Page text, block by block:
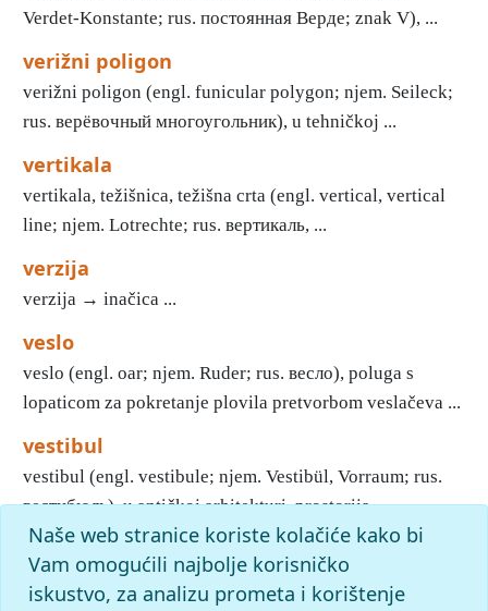
Verdet-Konstante; rus. постоянная Верде; znak V), ...
verižni poligon
verižni poligon (engl. funicular polygon; njem. Seileck;
rus. верёвочный многоугольник), u tehničkoj ...
vertikala
vertikala, težišnica, težišna crta (engl. vertical, vertical
line; njem. Lotrechte; rus. вертикаль, ...
verzija
verzija → inačica ...
veslo
veslo (engl. oar; njem. Ruder; rus. весло), poluga s
lopaticom za pokretanje plovila pretvorbom veslačeva ...
vestibul
vestibul (engl. vestibule; njem. Vestibül, Vorraum; rus.
вестибюль), u antičkoj arhitekturi, prostorija ...
slovov: pronađenih odgovora: 341; vrijeme izvršavanja
Naše web stranice koriste kolačiće kako bi
Vam omogućili najbolje korisničko
iskustvo, za analizu prometa i korištenje